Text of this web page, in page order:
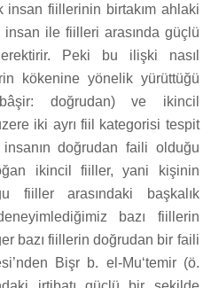
insan fiillerinin birtakım ahlaki
ile fiilleri arasında güçlü
Peki bu ilişki nasıl
kökenine yönelik yürüttüğü
doğrudan) ve ikincil
iki ayrı fiil kategorisi tespit
doğrudan faili olduğu
ikincil fiiller, yani kişinin
fiiller arasındaki başkalık
bazı fiillerin
bazı fiillerin doğrudan bir faili
Bişr b. el-Mu‘temir (ö.